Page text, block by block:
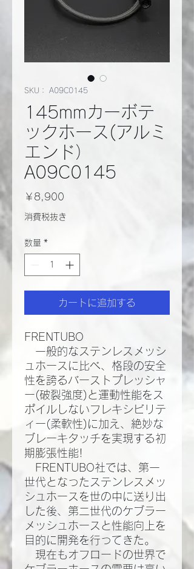
SKU： A09C0145
145mmカーボテ
ックホース(アルミ
エンド）
A09C0145
￥8,900
格
消費税抜き
数量 *
カートに追加する
FRENTUBO
一般的なステンレスメッシ
ュホースに比べ、格段の安全
性を誇るバーストプレッシャ
ー(破裂強度)と運動性能をス
ポイルしないフレキシビリテ
ィー(柔軟性)に加え、絶妙な
ブレーキタッチを実現する初
期膨張性能!​
FRENTUBO社では、第一
世代となったステンレスメッ
シュホースを世の中に送り出
した後、第二世代のケブラー
メッシュホースと性能向上を
目的に開発を行ってきた。​
現在もオフロードの世界で